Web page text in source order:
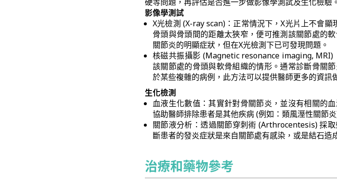
影像學測試
X光檢測 (X-ray scan)：正常情況下，X光片上不會
骨頭與骨頭間的距離太狹窄，便可推測該關節處的
關節炎的明顯症狀，但在X光檢測下已可發現問題。
核磁共振攝影 (Magnetic resonance imaging, MRI)
該關節處的骨頭與軟骨組織的情形。通常診斷骨關
於某些複雜的病例，此方法可以提供醫師更多的資訊
生化檢測
血液生化數值：其實針對骨關節炎，並沒有相關的
協助醫師排除患者是其他疾病 (例如：類風溼性關節
關節液分析：透過關節穿刺術 (Arthrocentesis) 採
斷患者的發炎症狀是來自關節處有感染，或是結石造
治療和藥物參考